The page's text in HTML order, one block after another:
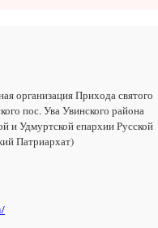
организация Прихода святого
пос. Ува Увинского района
и Удмуртской епархии Русской
Патриархат)